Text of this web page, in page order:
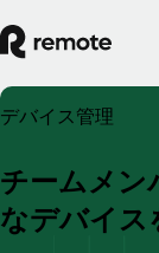
デバイス管理
チームメン
なデバイス